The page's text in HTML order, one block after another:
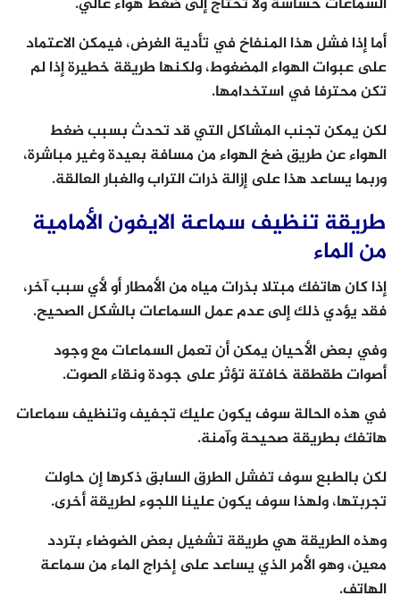
أما إذا فشل هذا المنفاخ في تأدية الغرض، فيمكن الاعتماد
على عبوات الهواء المضغوط، ولكنها طريقة خطيرة إذا لم
تكن محترفا في استخدامها.
لكن يمكن تجنب المشاكل التي قد تحدث بسبب ضغط
الهواء عن طريق ضخ الهواء من مسافة بعيدة وغير مباشرة،
وربما يساعد هذا على إزالة ذرات التراب والغبار العالقة.
طريقة تنظيف سماعة الايفون الأمامية
من الماء
إذا كان هاتفك مبتلا بذرات مياه من الأمطار أو لأي سبب آخر،
فقد يؤدي ذلك إلى عدم عمل السماعات بالشكل الصحيح.
وفي بعض الأحيان يمكن أن تعمل السماعات مع وجود
أصوات طقطقة خافتة تؤثر على جودة ونقاء الصوت.
في هذه الحالة سوف يكون عليك تجفيف وتنظيف سماعات
هاتفك بطريقة صحيحة وآمنة.
لكن بالطبع سوف تفشل الطرق السابق ذكرها إن حاولت
تجربتها، ولهذا سوف يكون علينا اللجوء لطريقة أخرى.
وهذه الطريقة هي طريقة تشغيل بعض الضوضاء بتردد
معين، وهو الأمر الذي يساعد على إخراج الماء من سماعة
الهاتف.